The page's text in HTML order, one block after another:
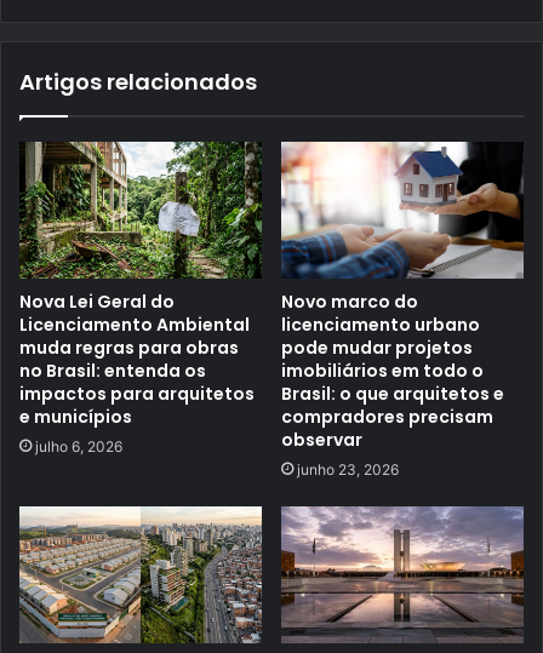
Artigos relacionados
Nova Lei Geral do
Licenciamento Ambiental
muda regras para obras
no Brasil: entenda os
impactos para arquitetos
e municípios
julho 6, 2026
Novo marco do
licenciamento urbano
pode mudar projetos
imobiliários em todo o
Brasil: o que arquitetos e
compradores precisam
observar
junho 23, 2026